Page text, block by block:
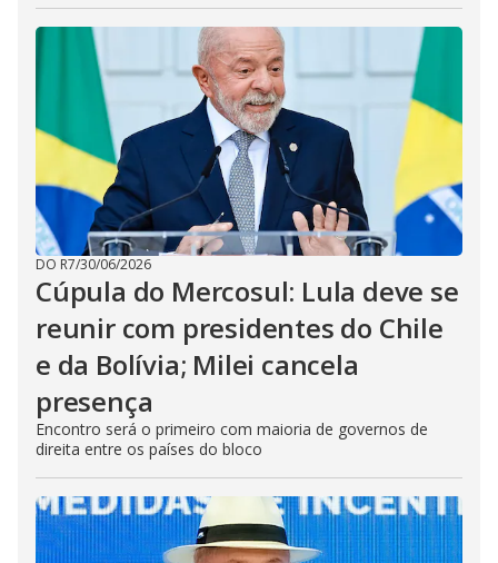
DO R7/30/06/2026
Cúpula do Mercosul: Lula deve se
reunir com presidentes do Chile
e da Bolívia; Milei cancela
presença
Encontro será o primeiro com maioria de governos de
direita entre os países do bloco